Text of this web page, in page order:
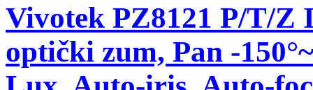
Vivotek PZ8121 P/T/Z
optički zum, Pan -